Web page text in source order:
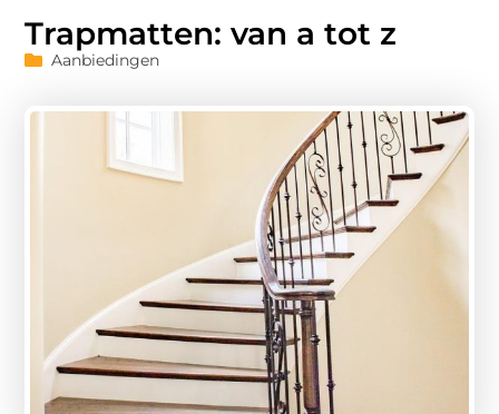
Trapmatten: van a tot z
Aanbiedingen